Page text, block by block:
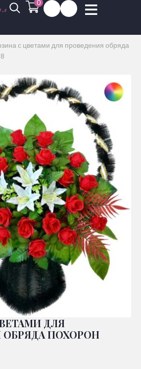
0
с цветами для проведения обряда
ДЛЯ
ПОХОРОН